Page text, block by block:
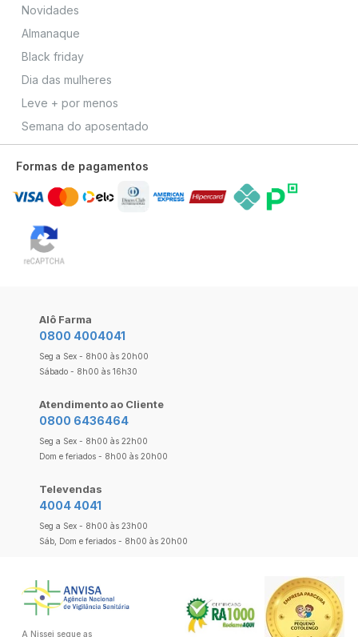
Novidades
Almanaque
Black friday
Dia das mulheres
Leve + por menos
Semana do aposentado
Formas de pagamentos
Alô Farma
0800 4004041
Seg a Sex - 8h00 às 20h00
Sábado - 8h00 às 16h30
Atendimento ao Cliente
0800 6436464
Seg a Sex - 8h00 às 22h00
Dom e feriados - 8h00 às 20h00
Televendas
4004 4041
Seg a Sex - 8h00 às 23h00
Sáb, Dom e feriados - 8h00 às 20h00
A Nissei segue as